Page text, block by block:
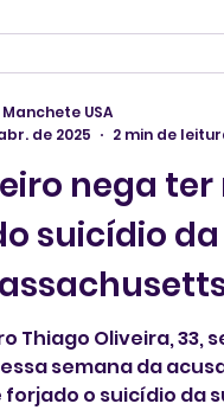
nega
suicídio
Thiago Oliveira, 33,
semana da
o suicídio da
USA
de 2025
2 min de